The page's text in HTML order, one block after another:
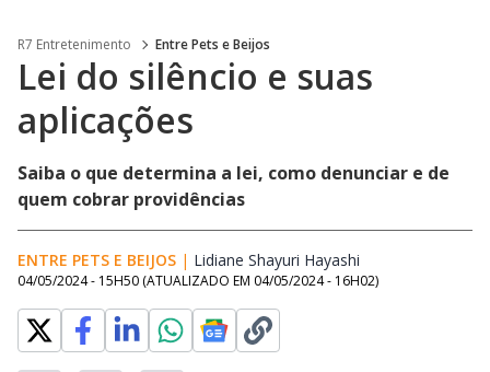
R7 Entretenimento Entre Pets e Beijos
Lei do silêncio e suas
aplicações
Saiba o que determina a lei, como denunciar e de
quem cobrar providências
ENTRE PETS E BEIJOS | Lidiane Shayuri Hayashi
04/05/2024 - 15H50 (ATUALIZADO EM 04/05/2024 - 16H02)